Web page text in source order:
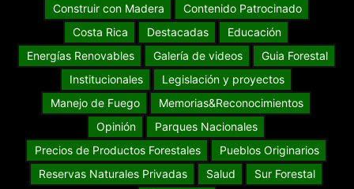
Construir con Madera
Contenido Patrocinado
Costa Rica
Destacadas
Educación
Energías Renovables
Galería de videos
Guia Forestal
Institucionales
Legislación y proyectos
Manejo de Fuego
Memorias&Reconocimientos
Opinión
Parques Nacionales
Precios de Productos Forestales
Pueblos Originarios
Reservas Naturales Privadas
Salud
Sur Forestal